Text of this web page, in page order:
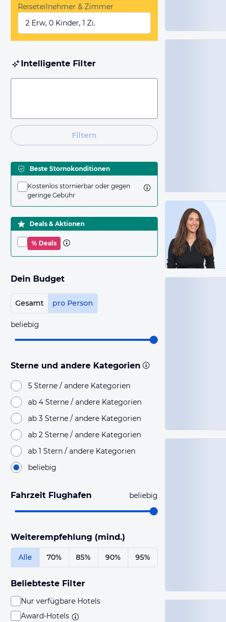
Reiseteilnehmer & Zimmer
2 Erw, 0 Kinder, 1 Zi.
Intelligente Filter
Filtern
Beste Stornokonditionen
Kostenlos stornierbar oder gegen
geringe Gebühr
Deals & Aktionen
% Deals
Dein Budget
Gesamt pro Person
beliebig
Sterne und andere Kategorien
5 Sterne / andere Kategorien
ab 4 Sterne / andere Kategorien
ab 3 Sterne / andere Kategorien
ab 2 Sterne / andere Kategorien
ab 1 Stern / andere Kategorien
beliebig
Fahrzeit Flughafen beliebig
Weiterempfehlung (mind.)
Alle 70% 85% 90% 95%
Beliebteste Filter
Nur verfügbare Hotels
Award-Hotels